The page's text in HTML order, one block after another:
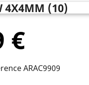
4X4MM (10)
€
ARAC9909